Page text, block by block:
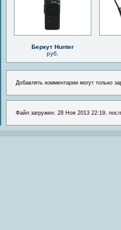
Беркут Hunter
руб.
Добавлять комментарии могут только
Файл загружен: 28 Ноя 2013 22:19,